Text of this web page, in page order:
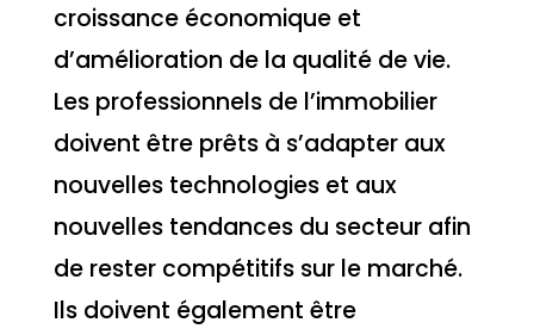
croissance économique et
d’amélioration de la qualité de vie.
Les professionnels de l’immobilier
doivent être prêts à s’adapter aux
nouvelles technologies et aux
nouvelles tendances du secteur afin
de rester compétitifs sur le marché.
Ils doivent également être